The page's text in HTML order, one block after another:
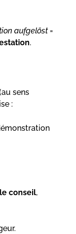
aufgelöst=
.
sens
:
le conseil,